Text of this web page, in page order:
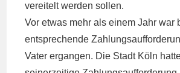
vereitelt werden sollen.
Vor etwas mehr als einem Jahr war
entsprechende
Vater ergangen. Die Stadt Köln